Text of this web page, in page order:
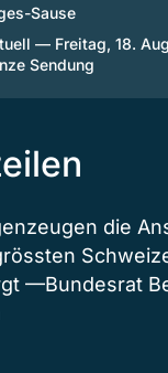
Sause
— Freitag, 18.
Sendung
die
—Bundesrat